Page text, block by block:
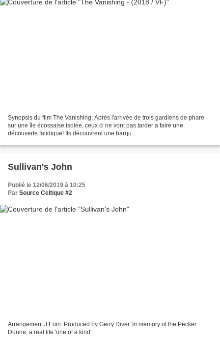
Synopsis du film The Vanishing: Après l'arrivée de trois gardiens de phare
sur une île écossaise isolée, ceux ci ne vont pas tarder a faire une
découverte fatidique! Ils découvrent une barqu...
Sullivan's John
Publié le 12/06/2019 à 10:25
Par Source Celtique #2
Arrangement J Eoin. Produced by Gerry Diver. In memory of the Pecker
Dunne, a real life 'one of a kind'.